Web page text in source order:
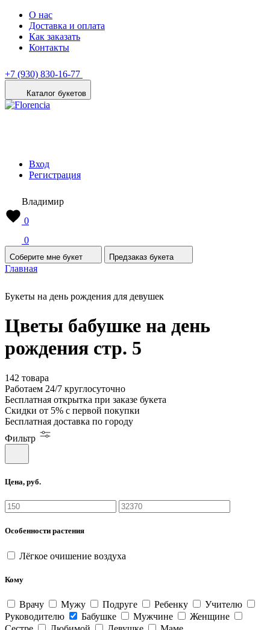
О нас
Доставка и оплата
Как заказать
Контакты
+7 (930) 830-16-77
Каталог букетов
Вход
Регистрация
Владимир
0
0
Соберите мне букет Предзаказ букета
Главная
Букеты на день рождения для девушек
Цветы бабушке на день
рождения стр. 5
142 товара
Работаем 24/7 круглосуточно
Бесплатная открытка при заказе букета
Скидки от 5% с первой покупки
Бесплатная доставка по городу
Фильтр
Цена, руб.
Особенности растения
Лёгкое очишение воздуха
Кому
Врачу Мужу Подруге Ребенку
Учителю
Руководителю
Бабушке Мужчине
Женщине